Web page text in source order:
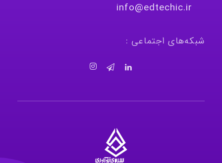
info@edtechic.ir
شبکه‌های اجتماعی :